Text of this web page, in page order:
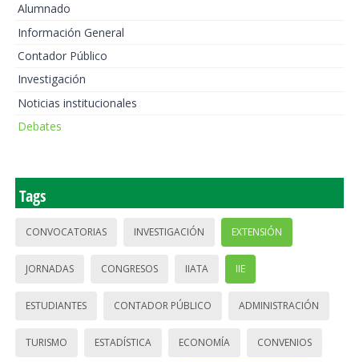
Alumnado
Información General
Contador Público
Investigación
Noticias institucionales
Debates
Tags
CONVOCATORIAS INVESTIGACIÓN EXTENSIÓN
JORNADAS CONGRESOS IIATA IIE
ESTUDIANTES CONTADOR PÚBLICO ADMINISTRACIÓN
TURISMO ESTADÍSTICA ECONOMÍA CONVENIOS